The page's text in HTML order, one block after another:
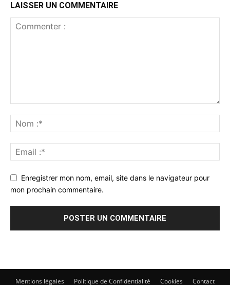
LAISSER UN COMMENTAIRE
Enregistrer mon nom, email, site dans le navigateur pour
mon prochain commentaire.
Mentions légales Politique de Confidentialité Cookies Contact